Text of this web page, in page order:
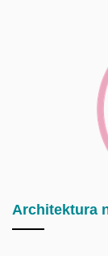
Architektura